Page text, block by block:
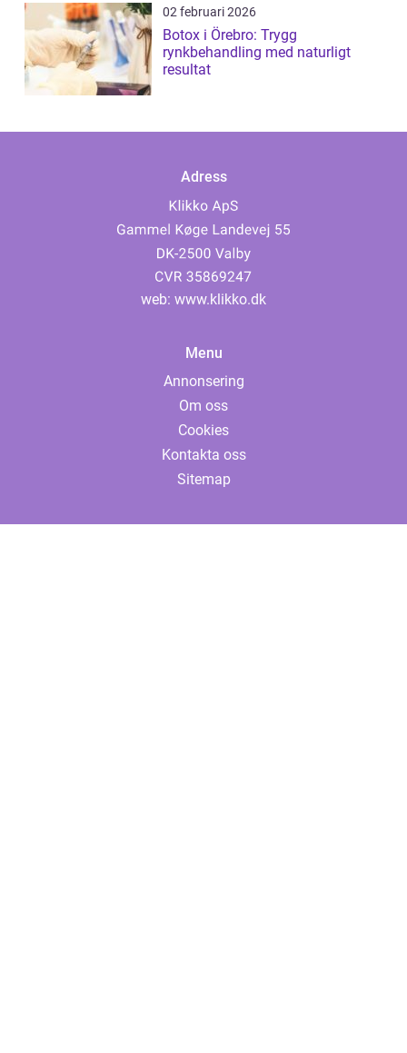
02 februari 2026
Botox i Örebro: Trygg
rynkbehandling med naturligt
resultat
Adress
web: www.klikko.dk
Menu
Annonsering
Om oss
Cookies
Kontakta oss
Sitemap